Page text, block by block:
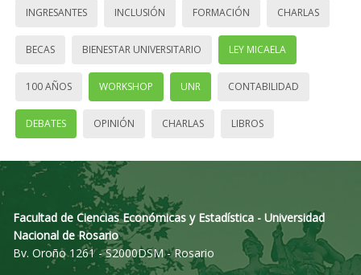
INGRESANTES INCLUSIÓN FORMACIÓN CHARLAS
BECAS BIENESTAR UNIVERSITARIO LEY MICAELA
100 AÑOS WORKSHOP UNR CONTABILIDAD
DEBATES OPINIÓN CHARLAS LIBROS
Facultad de Ciencias Económicas y Estadística - Universidad
Nacional de Rosario
Bv. Oroño 1261 - S2000DSM - Rosario